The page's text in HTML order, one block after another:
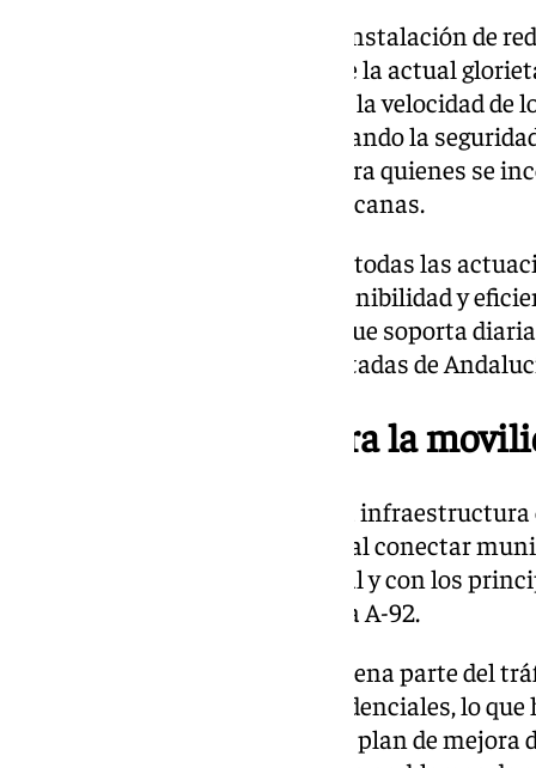
Además, el proyecto incluye la instalación de
de asno” en los tramos rectos de la actual
dispositivos ayudarán a reducir la velocidad de
incorporarse al enlace, aumentando la
circulan por la autovía como para quienes se
servicio o las zonas urbanas cercanas.
El Ministerio ha subrayado que todas las
criterios de seguridad vial, sostenibilidad y
elevado volumen de vehículos que soporta
Granada, una de las más transitadas de
Un proyecto clave para la
La circunvalación GR-30 es una
área metropolitana granadina, al conectar
Pulianas o Armilla con la capital y con los
como la A-44 (Bailén-Motril) y la A-92.
Los enlaces 6 y 7 concentran buena parte del
industriales, comerciales y residenciales, lo
actuación prioritaria dentro del plan de mejora